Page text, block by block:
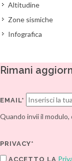
Altitudine
Zone sismiche
Infografica
Rimani
EMAIL*
Quando invii il
PRIVACY*
ACCETTO LA